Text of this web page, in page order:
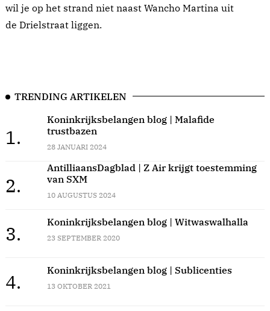
wil je op het strand niet naast Wancho Martina uit
de Drielstraat liggen.
TRENDING ARTIKELEN
1.
Koninkrijksbelangen blog | Malafide
trustbazen
28 JANUARI 2024
2.
AntilliaansDagblad | Z Air krijgt toestemming
van SXM
10 AUGUSTUS 2024
3.
Koninkrijksbelangen blog | Witwaswalhalla
23 SEPTEMBER 2020
4.
Koninkrijksbelangen blog | Sublicenties
13 OKTOBER 2021